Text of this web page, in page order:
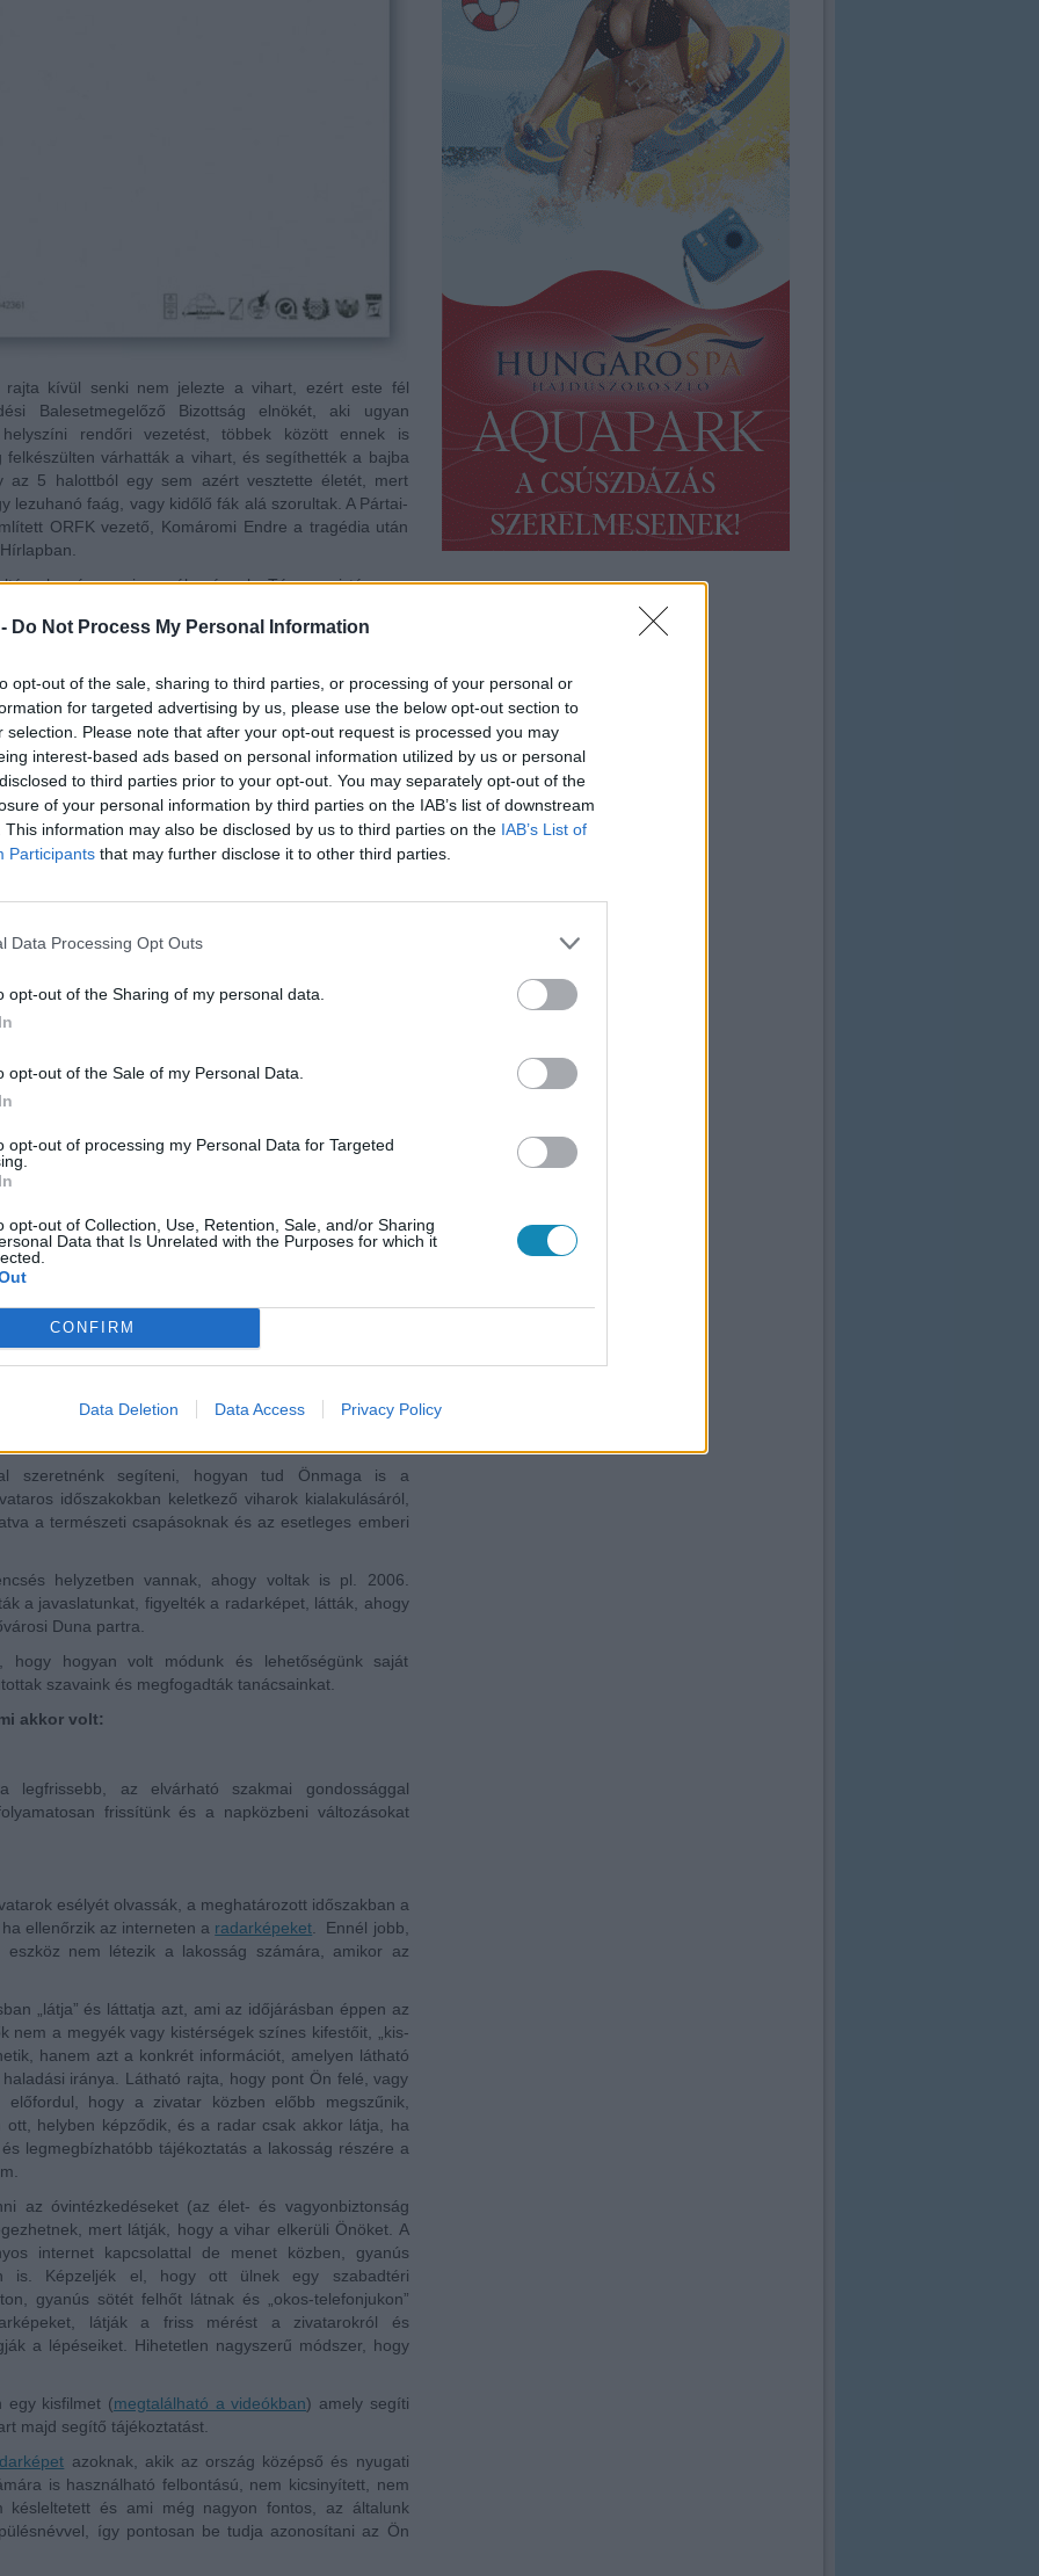
Do Not Process My Personal Information
opt-out of the sale, sharing to third parties, or processing of your personal or
for targeted advertising by us, please use the below opt-out section to
selection. Please note that after your opt-out request is processed you may
interest-based ads based on personal information utilized by us or personal
to third parties prior to your opt-out. You may separately opt-out of the
of your personal information by third parties on the IAB’s list of downstream
This information may also be disclosed by us to third parties on the IAB’s List of
Participants that may further disclose it to other third parties.
Data Processing Opt Outs
opt-out of the Sharing of my personal data.
opt-out of the Sale of my Personal Data.
opt-out of processing my Personal Data for Targeted
opt-out of Collection, Use, Retention, Sale, and/or Sharing
Data that Is Unrelated with the Purposes for which it
CONFIRM
Data Deletion Data Access Privacy Policy
rajta kívül senki nem jelezte a vihart, ezért este fél
Balesetmegelőző Bizottság elnökét, aki ugyan
rendőri vezetést, többek között ennek is
várhatták a vihart, és segíthették a bajba
az 5 halottból egy sem azért vesztette életét, mert
lezuhanó faág, vagy kidőlő fák alá szorultak. A Pártai-
ORFK vezető, Komáromi Endre a tragédia után
még ma is a vélemények. Tény, ami tény, az
elhangzott figyelmeztetés után – még ha azt nem is
– ezer és egy lehetősége lett volna a szervezőknek
lett, illetve nem lett volna, ha egy ilyen tűpontos, már
után, lefújják a tűzijátékot, vagy ha azt nem merik
a helyszín felé tartókat, az odaérkezőket pedig
majd közlik, hogy a tűzijáték nem 21 órakor,
húzódjon fedél alá, majd óvatosan a kidőlt fák,
a helyszínt, mindezt persze fokozott rendőri
estéjén 5 halottal és 300 sebesülttel nem kellett
– egy Pártai nem csinál nyarat, még akkor sem,
5. évfordulóján
–
volt-e a baj?
szeretnénk segíteni, hogyan tud Önmaga is a
időszakokban keletkező viharok kialakulásáról,
a természeti csapásoknak és az esetleges emberi
helyzetben vannak, ahogy voltak is pl. 2006.
a javaslatunkat, figyelték a radarképet, látták, ahogy
Duna partra.
hogy hogyan volt módunk és lehetőségünk saját
szavaink és megfogadták tanácsainkat.
akkor volt:
legfrissebb, az elvárható szakmai gondossággal
frissítünk és a napközbeni változásokat
esélyét olvassák, a meghatározott időszakban a
ellenőrzik az interneten a radarképeket . Ennél jobb,
nem létezik a lakosság számára, amikor az
„látja” és láttatja azt, ami az időjárásban éppen az
nem a megyék vagy kistérségek színes kifestőit, „kis-
hanem azt a konkrét információt, amelyen látható
iránya. Látható rajta, hogy pont Ön felé, vagy
hogy a zivatar közben előbb megszűnik,
helyben képződik, és a radar csak akkor látja, ha
legmegbízhatóbb tájékoztatás a lakosság részére a
az óvintézkedéseket (az élet- és vagyonbiztonság
mert látják, hogy a vihar elkerüli Önöket. A
internet kapcsolattal de menet közben, gyanús
is. Képzeljék el, hogy ott ülnek egy szabadtéri
gyanús sötét felhőt látnak és „okos-telefonjukon”
látják a friss mérést a zivatarokról és
a lépéseiket. Hihetetlen nagyszerű módszer, hogy
egy kisfilmet (megtalálható a videókban) amely segíti
majd segítő tájékoztatást.
azoknak, akik az ország középső és nyugati
is használható felbontású, nem kicsinyített, nem
késleltetett és ami még nagyon fontos, az általunk
így pontosan be tudja azonosítani az Ön